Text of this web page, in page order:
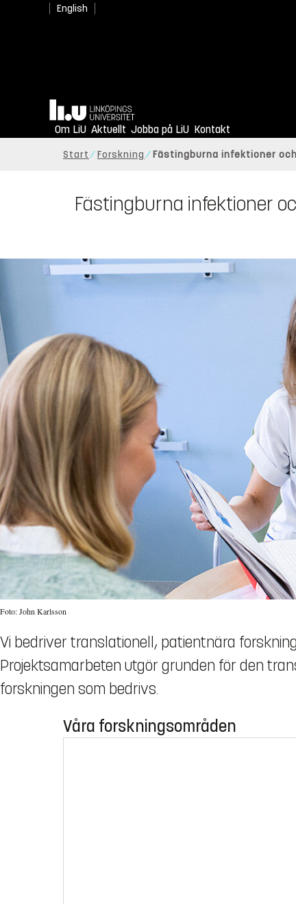
English
Hem
Om LiU Aktuellt Jobba på LiU Kontakt
Start Forskning Fästingburna infektioner och
Fästingburna infektioner
Foto: John Karlsson
Vi bedriver translationell, patientnära
Projektsamarbeten utgör grunden för den
forskningen som bedrivs.
Våra forskningsområden